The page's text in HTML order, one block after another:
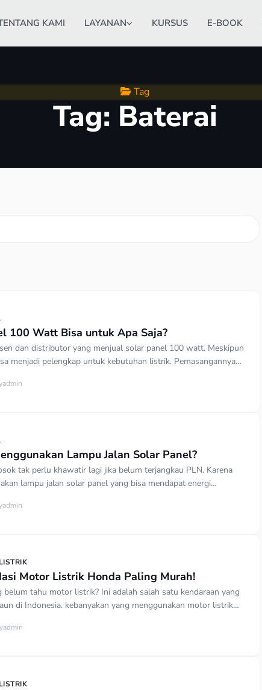
KAMI LAYANAN KURSUS E-BOOK
Tag
Tag: Baterai
100 Watt Bisa untuk Apa Saja?
dan distributor yang menjual solar panel 100 watt. Meskipun
menjadi pelengkap untuk kebutuhan listrik. Pemasangannya
juga cukup bersahabat bagi yang ingin mencoba. Kegunaan
admin
Lampu Jalan Solar Panel?
tak perlu khawatir lagi jika belum terjangkau PLN. Karena
lampu jalan solar panel yang bisa mendapat energi
bisa menggunakan tenaga matahari atau yang sering disebut
admin
Motor Listrik Honda Paling Murah!
belum tahu motor listrik? Ini adalah salah satu kendaraan yang
di Indonesia. kebanyakan yang menggunakan motor listrik
sekolah atau keperluan lainnya. Perawatannya yang mudah
admin